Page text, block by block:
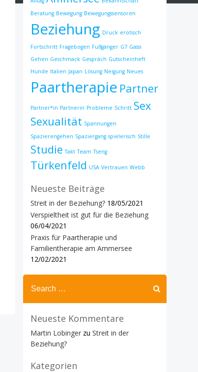
Beratung Bewegung Bewegungssensoren
Beziehung Druck erotisch
Fortschritt Fragebogen Fußgänger G7 Gassi
Gehen Geschmack Gespräch Gutscheinheft
Hunde Italien Japan Lösung Neigung Neues
Paartherapie Partner
Partner*in Partnerin Probleme Schritt Sex
Sexualität Spannungen
Spazierengehen Spaziergang spielerisch Stille
Studie Takt Team Tseng
Türkenfeld USA Vertrauen Webb
Neueste Beiträge
Streit in der Beziehung? 18/05/2021
Verspieltheit ist gut für die Beziehung
06/04/2021
Praxis für Paartherapie und
Familientherapie am Ammersee
12/02/2021
Search
for:
Neueste Kommentare
Martin Lobinger zu Streit in der
Beziehung?
Kategorien